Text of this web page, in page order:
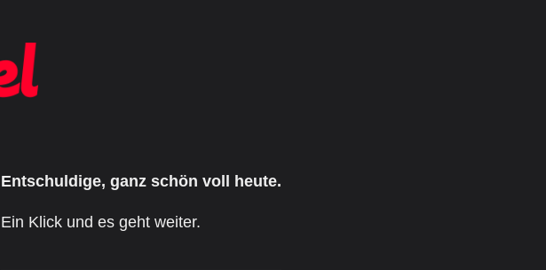
Entschuldige, ganz schön voll heute.
Ein Klick und es geht weiter.